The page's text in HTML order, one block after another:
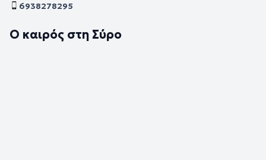
6938278295
Ο καιρός στη Σύρο